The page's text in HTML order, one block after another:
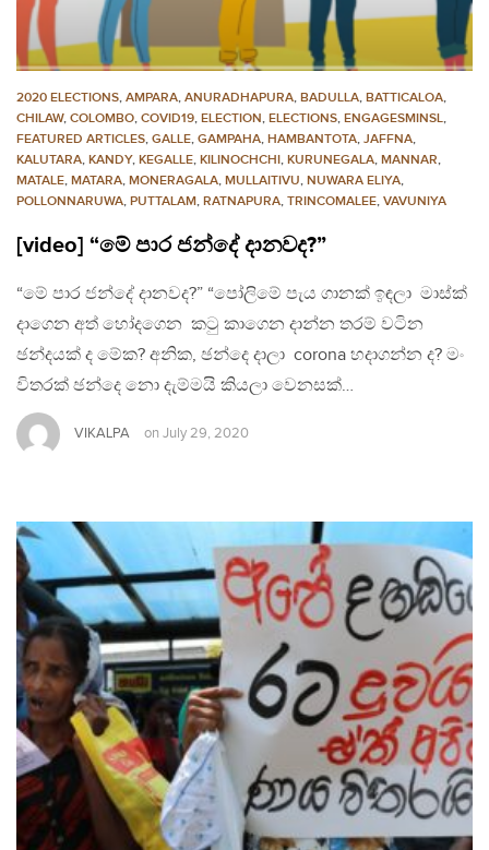
2020 ELECTIONS, AMPARA, ANURADHAPURA, BADULLA, BATTICALOA,
CHILAW, COLOMBO, COVID19, ELECTION, ELECTIONS, ENGAGESMINSL,
FEATURED ARTICLES, GALLE, GAMPAHA, HAMBANTOTA, JAFFNA,
KALUTARA, KANDY, KEGALLE, KILINOCHCHI, KURUNEGALA, MANNAR,
MATALE, MATARA, MONERAGALA, MULLAITIVU, NUWARA ELIYA,
POLLONNARUWA, PUTTALAM, RATNAPURA, TRINCOMALEE, VAVUNIYA
[video] “මේ පාර ජන්දේ දානවද?”
“මේ පාර ජන්දේ දානවද?” “පෝලිමේ පැය ගානක් ඉඳලා මාස්ක්
දාගෙන අත් හෝදගෙන කටු කාගෙන දාන්න තරම් වටින
ඡන්දයක් ද මේක? අනික, ඡන්දෙ දාලා corona හදාගන්න ද? මං
විතරක් ඡන්දෙ නො දැම්මයි කියලා වෙනසක්…
VIKALPA on July 29, 2020